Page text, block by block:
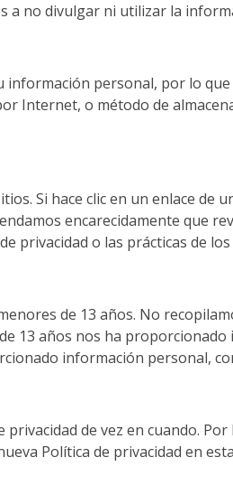
a no divulgar ni utilizar la
personal, por lo
Internet, o método de
Si hace clic en un enlace
encarecidamente que
privacidad o las prácticas de
de 13 años. No
13 años nos ha
información personal,
de vez en cuando.
Política de privacidad en